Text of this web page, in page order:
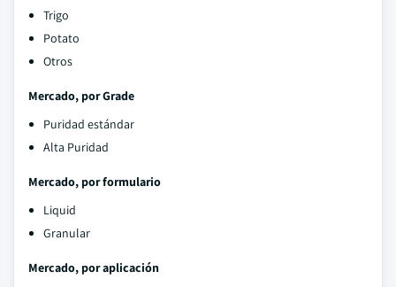
Trigo
Potato
Otros
Mercado, por Grade
Puridad estándar
Alta Puridad
Mercado, por formulario
Liquid
Granular
Mercado, por aplicación